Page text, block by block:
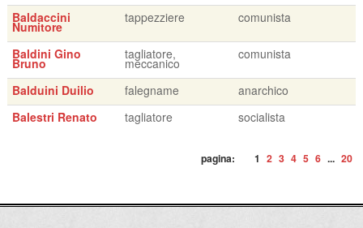
Baldaccini
Numitore
tappezziere comunista
Baldini Gino
Bruno
tagliatore,
meccanico
comunista
Balduini Duilio falegname
anarchico
Balestri Renato
tagliatore socialista
pagina: 1 2 3 4 5 6 ... 20